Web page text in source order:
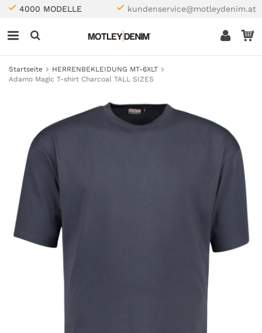
4000 MODELLE kundenservice@motleydenim.at
Startseite
HERRENBEKLEIDUNG MT-6XLT
Adamo Magic T-shirt Charcoal TALL SIZES